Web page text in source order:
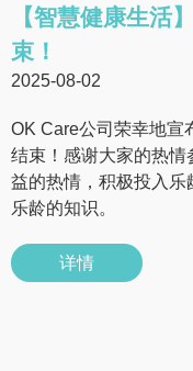
【智慧健康生活
束！
2025-08-02
OK Care公司荣幸地宣
结束！感谢大家的热
益的热情，积极投入乐
乐龄的知识。
详情